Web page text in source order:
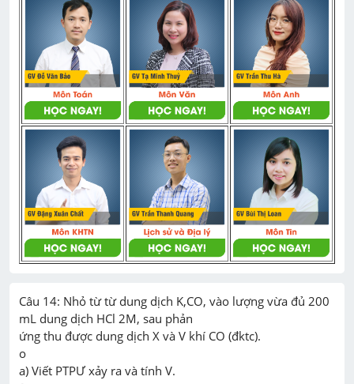
Câu 14: Nhỏ từ từ dung dịch K,CO, vào lượng vừa đủ 200
mL dung dịch HCl 2M, sau phản
ứng thu được dung dịch X và V khí CO (đktc).
о
a) Viết PTPƯ xảy ra và tính V.